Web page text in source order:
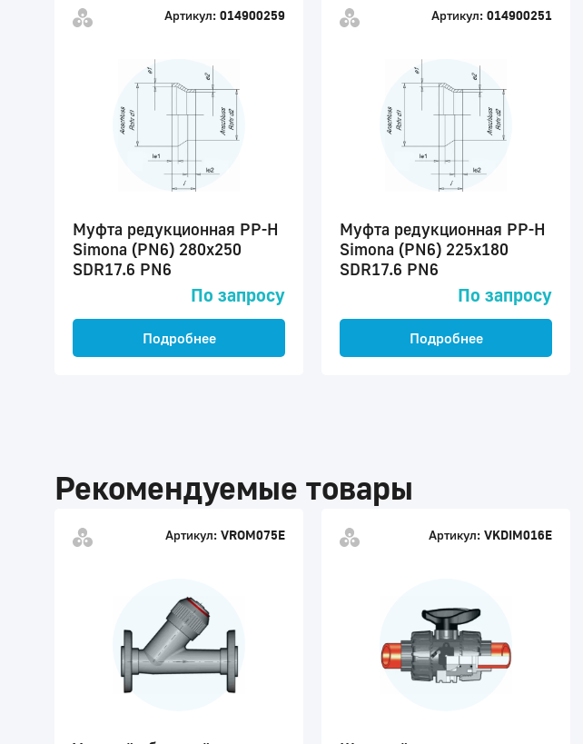
Артикул: 014900259
Муфта редукционная PP-H
Simona (PN6) 280x250
SDR17.6 PN6
По запросу
Подробнее
Артикул: 014900251
Муфта редукционная PP-H
Simona (PN6) 225x180
SDR17.6 PN6
По запросу
Подробнее
Рекомендуемые товары
Артикул: VROM075E Артикул: VKDIM016E